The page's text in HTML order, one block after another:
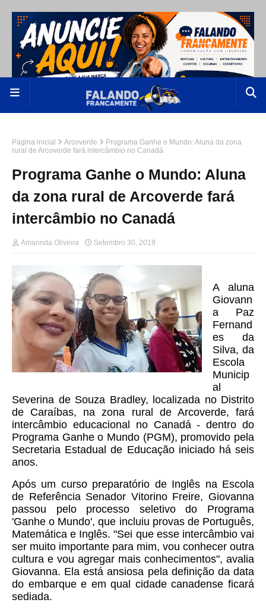
Página inicial Arcoverde
Programa Ganhe o Mundo: Aluna da zona
rural de Arcoverde fará intercâmbio no Canadá
Programa Ganhe o Mundo: Aluna
da zona rural de Arcoverde fará
intercâmbio no Canadá
Amannda Oliveira Setembro 30, 2019
A aluna
Giovann
a Paz
Fernand
es da
Silva, da
Escola
Municip
al
Severina de Souza Bradley, localizada no Distrito
de Caraíbas, na zona rural de Arcoverde, fará
intercâmbio educacional no Canadá - dentro do
Programa Ganhe o Mundo (PGM), promovido pela
Secretaria Estadual de Educação iniciado há seis
anos.
Após um curso preparatório de Inglês na Escola
de Referência Senador Vitorino Freire, Giovanna
passou pelo processo seletivo do Programa
'Ganhe o Mundo', que incluiu provas de Português,
Matemática e Inglês. "Sei que esse intercâmbio vai
ser muito importante para mim, vou conhecer outra
cultura e vou agregar mais conhecimentos", avalia
Giovanna. Ela está ansiosa pela definição da data
do embarque e em qual cidade canadense ficará
sediada.